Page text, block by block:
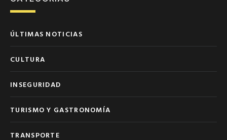
ÚLTIMAS NOTICIAS
CULTURA
INSEGURIDAD
TURISMO Y GASTRONOMÍA
TRANSPORTE